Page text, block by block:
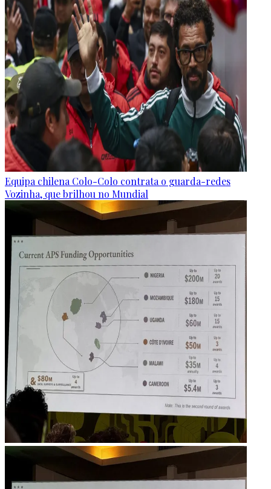
Equipa chilena Colo-Colo contrata o guarda-redes
Vozinha, que brilhou no Mundial